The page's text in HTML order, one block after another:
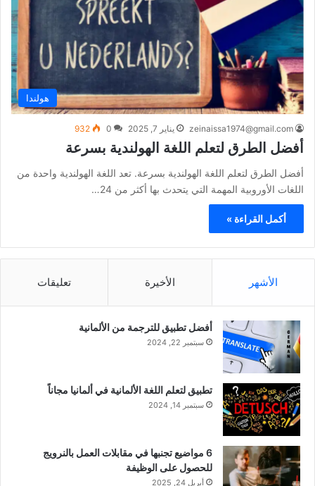
هولندا
zeinaissa1974@gmail.com يناير 7, 2025 0
932
أفضل الطرق لتعلم اللغة الهولندية بسرعة
أفضل الطرق لتعلم اللغة الهولندية بسرعة. تعد اللغة الهولندية واحدة من
اللغات الأوروبية المهمة التي يتحدث بها أكثر من 24…
أكمل القراءة »
الأشهر الأخيرة تعليقات
أفضل تطبيق للترجمة من الألمانية
سبتمبر 22, 2024
تطبيق لتعلم اللغة الألمانية في ألمانيا مجاناً
سبتمبر 14, 2024
6 مواضيع تجنبها في مقابلات العمل بالنرويج
للحصول على الوظيفة
أبريل 24, 2025